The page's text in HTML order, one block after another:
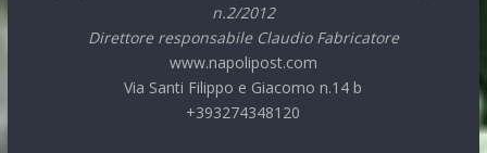
n.2/2012
Direttore responsabile Claudio Fabricatore
www.napolipost.com
Via Santi Filippo e Giacomo n.14 b
+393274348120